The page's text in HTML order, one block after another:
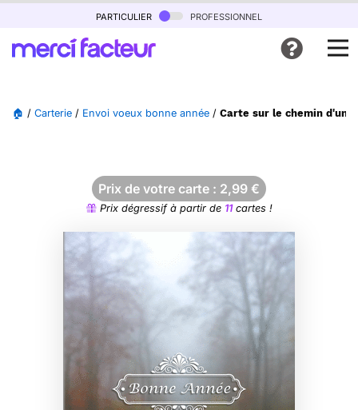
particulier professionnel
🏠 / Carterie / Envoi voeux bonne année / Carte sur le chemin d'une
Prix de votre carte : 2,99 €
Prix dégressif à partir de 11cartes !